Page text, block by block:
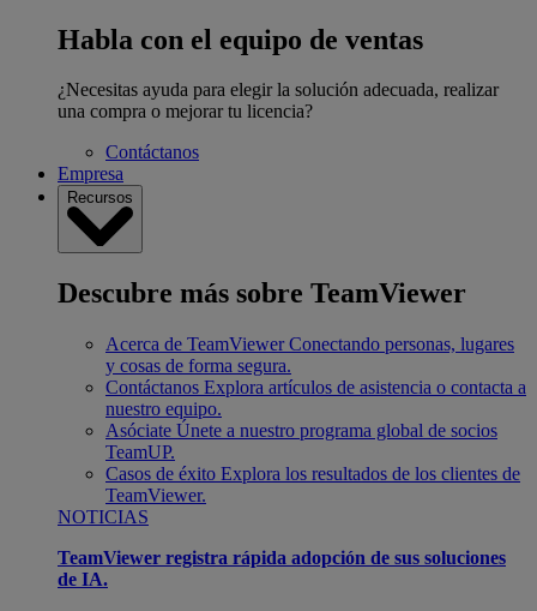
Habla con el equipo de ventas
¿Necesitas ayuda para elegir la solución adecuada, realizar
una compra o mejorar tu licencia?
Contáctanos
Empresa
Recursos
Descubre más sobre TeamViewer
Acerca de TeamViewer Conectando personas, lugares
y cosas de forma segura.
Contáctanos Explora artículos de asistencia o contacta a
nuestro equipo.
Asóciate Únete a nuestro programa global de socios
TeamUP.
Casos de éxito Explora los resultados de los clientes de
TeamViewer.
NOTICIAS
TeamViewer registra rápida adopción de sus soluciones
de IA.